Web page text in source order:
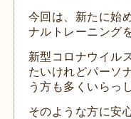
今回は、新たに始
ナルトレーニング
新型コロナウイル
たいけれどパーソ
う方も多くいらっ
そのような方に安